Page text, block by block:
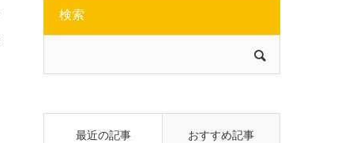
検索
最近の記事 おすすめ記事